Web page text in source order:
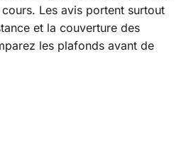
Les avis portent surtout
et la couverture des
les plafonds avant de